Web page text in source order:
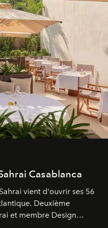
Casablanca
vient d'ouvrir ses 56
Deuxième
et membre Design